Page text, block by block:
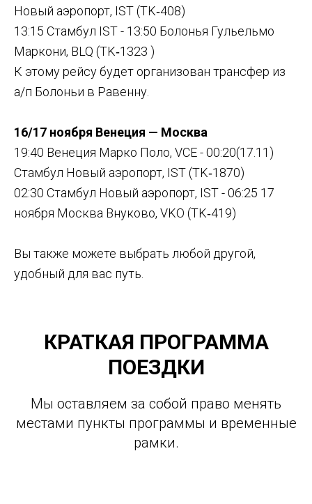
Новый аэропорт, IST (TK‑408)
13:15 Стамбул IST - 13:50 Болонья Гульельмо
Маркони, BLQ (TK‑1323 )
К этому рейсу будет организован трансфер из
а/п Болоньи в Равенну.
16/17 ноября Венеция — Москва
19:40 Венеция Марко Поло, VCE - 00:20(17.11)
Стамбул Новый аэропорт, IST (TK‑1870)
02:30 Стамбул Новый аэропорт, IST - 06:25 17
ноября Москва Внуково, VKO (TK‑419)
Вы также можете выбрать любой другой,
удобный для вас путь.
КРАТКАЯ ПРОГРАММА
ПОЕЗДКИ
Мы оставляем за собой право менять
местами пункты программы и временные
рамки.